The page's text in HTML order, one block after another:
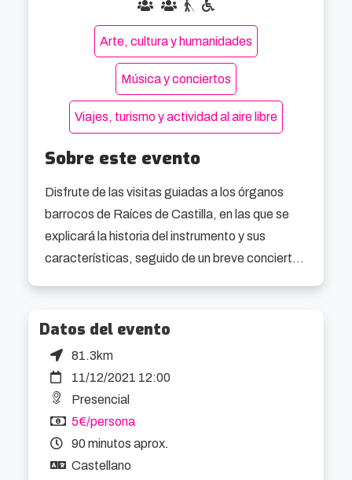
Arte, cultura y humanidades
Música y conciertos
Viajes, turismo y actividad al aire libre
Sobre este evento
Disfrute de las visitas guiadas a los órganos
barrocos de Raíces de Castilla, en las que se
explicará la historia del instrumento y sus
características, seguido de un breve concierto.
accesibilidad no podrán acceder al órgano.
Datos del evento
81.3km
11/12/2021 12:00
Presencial
5€/persona
90 minutos aprox.
Castellano